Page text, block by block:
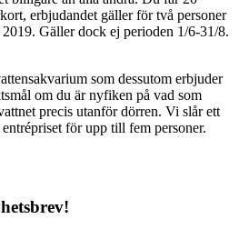
erbjudandet gäller för två personer
Gäller dock ej perioden 1/6-31/8.
som dessutom erbjuder
om du är nyfiken på vad som
precis utanför dörren. Vi slår ett
för upp till fem personer.